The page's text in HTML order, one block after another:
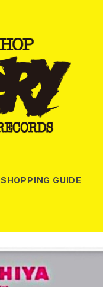
SHOPPING GUIDE